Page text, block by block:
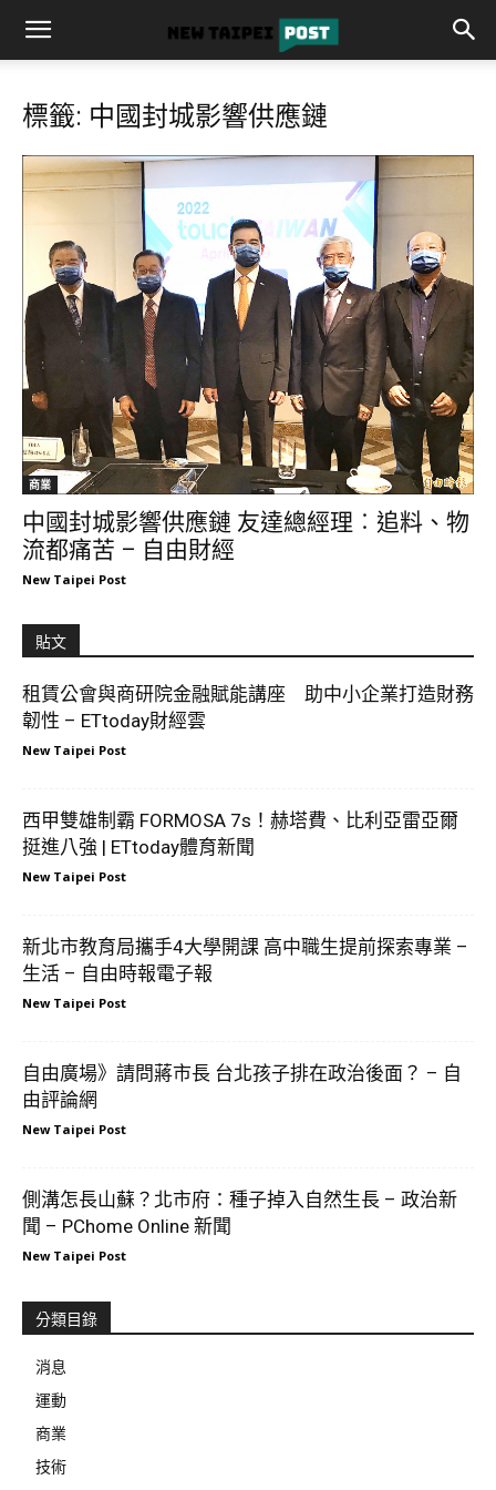
標籤: 中國封城影響供應鏈
商業
中國封城影響供應鏈 友達總經理︰追料、物
流都痛苦 – 自由財經
New Taipei Post
貼文
租賃公會與商研院金融賦能講座 助中小企業打造財務
韌性 – ETtoday財經雲
New Taipei Post
西甲雙雄制霸 FORMOSA 7s！赫塔費、比利亞雷亞爾
挺進八強 | ETtoday體育新聞
New Taipei Post
新北市教育局攜手4大學開課 高中職生提前探索專業 –
生活 – 自由時報電子報
New Taipei Post
自由廣場》請問蔣市長 台北孩子排在政治後面？ – 自
由評論網
New Taipei Post
側溝怎長山蘇？北市府：種子掉入自然生長 – 政治新
聞 – PChome Online 新聞
New Taipei Post
分類目錄
消息
運動
商業
技術